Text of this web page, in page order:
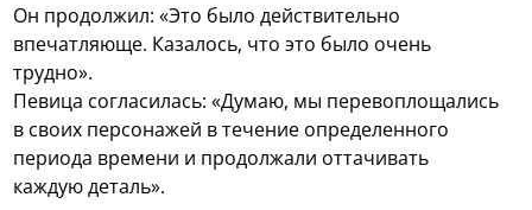
Он продолжил: «Это было действительно
впечатляюще. Казалось, что это было очень
трудно».
Певица согласилась: «Думаю, мы перевоплощались
в своих персонажей в течение определенного
периода времени и продолжали оттачивать
каждую деталь».